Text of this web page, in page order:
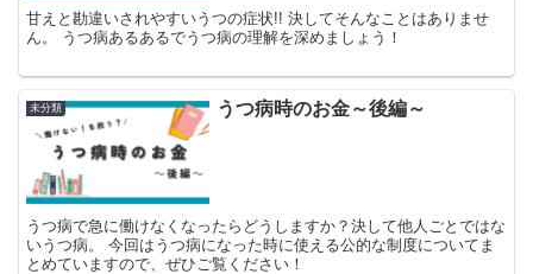
甘えと勘違いされやすいうつの症状!! 決してそんなことはありませ
ん。 うつ病あるあるでうつ病の理解を深めましょう！
未分類 うつ病時のお金～後編～
うつ病で急に働けなくなったらどうしますか？決して他人ごとではな
いうつ病。 今回はうつ病になった時に使える公的な制度についてま
とめていますので、ぜひご覧ください！